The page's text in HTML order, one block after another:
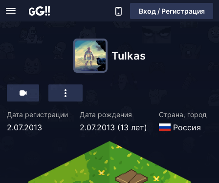
Вход / Регистрация
Tulkas
Дата регистрации
2.07.2013
Дата рождения
2.07.2013 (13 лет)
Страна, город
Россия